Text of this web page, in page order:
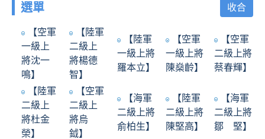
選單 收合
【空軍
一級上
將沈一
鳴】
【陸軍
二級上
將楊德
智】
【陸軍
一級上將
羅本立】
【空軍
一級上將
陳燊齡】
【空軍
二級上將
蔡春輝】
【陸軍
二級上
將杜金
榮】
【空軍
二級上
將烏
鉞】
【海軍
二級上將
俞柏生】
【陸軍
二級上將
陳堅高】
【海軍
二級上將
鄒 堅】